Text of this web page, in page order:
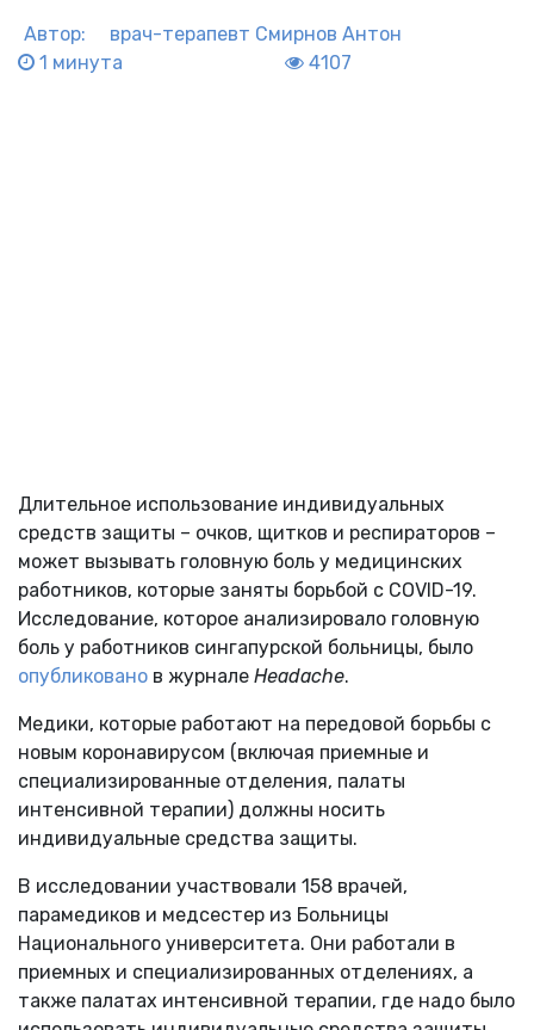
Автор: врач-терапевт Смирнов Антон
1 минута
4107
Длительное использование индивидуальных
средств защиты – очков, щитков и респираторов –
может вызывать головную боль у медицинских
работников, которые заняты борьбой с COVID-19.
Исследование, которое анализировало головную
боль у работников сингапурской больницы, было
опубликовано в журнале Headache.
Медики, которые работают на передовой борьбы с
новым коронавирусом (включая приемные и
специализированные отделения, палаты
интенсивной терапии) должны носить
индивидуальные средства защиты.
В исследовании участвовали 158 врачей,
парамедиков и медсестер из Больницы
Национального университета. Они работали в
приемных и специализированных отделениях, а
также палатах интенсивной терапии, где надо было